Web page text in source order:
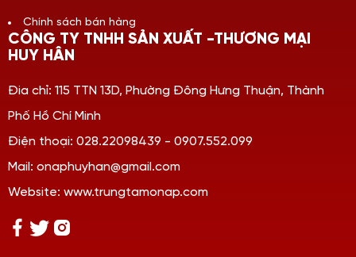
Chính sách bán hàng
CÔNG TY TNHH SẢN XUẤT -THƯƠNG MẠI
HUY HÂN
Đia chỉ: 115 TTN 13D, Phường Đông Hưng Thuận, Thành
Phố Hồ Chí Minh
Điện thoại: 028.22098439 - 0907.552.099
Mail: onaphuyhan@gmail.com
Website: www.trungtamonap.com